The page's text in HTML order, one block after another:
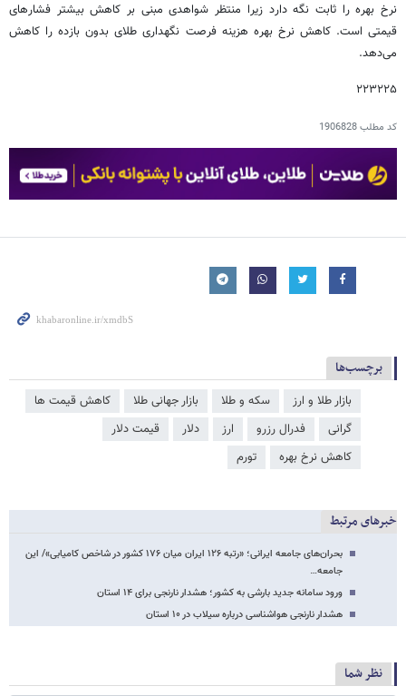
نرخ بهره را ثابت نگه دارد زیرا منتظر شواهدی مبنی بر کاهش بیشتر فشارهای
قیمتی است. کاهش نرخ بهره هزینه فرصت نگهداری طلای بدون بازده را کاهش
می‌دهد.
۲۲۳۲۲۵
کد مطلب1906828
برچسب‌ها
بازار طلا و ارز سکه و طلا بازار جهانی طلا
کاهش قیمت ها
گرانی
فدرال رزرو ارز دلار
قیمت دلار
کاهش نرخ بهره
تورم
خبرهای مرتبط
بحران‌های جامعه ایرانی؛ «رتبه ۱۲۶ ایران میان ۱۷۶ کشور در شاخص کامیابی»/ این
جامعه…
ورود سامانه جدید بارشی به کشور؛ هشدار نارنجی برای ۱۴ استان
هشدار نارنجی هواشناسی درباره سیلاب در ۱۰ استان
نظر شما